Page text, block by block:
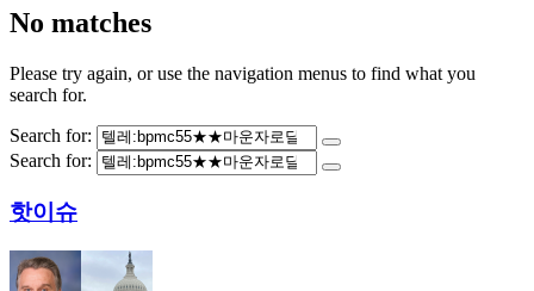
No matches
Please try again, or use the navigation menus to find what you
search for.
Search for:
Search for:
핫이슈